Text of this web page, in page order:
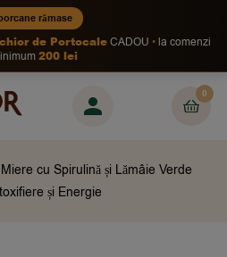
rămase
de PortocaleCADOU
la comenzi
200 lei
0
Miere cu Spirulină și Lămâie Verde
și Energie